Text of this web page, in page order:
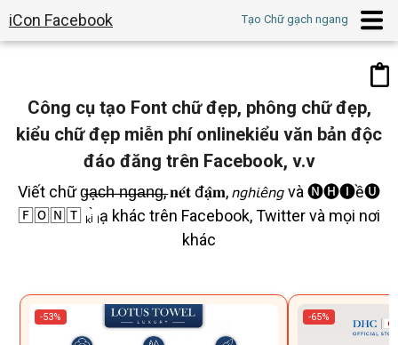
iCon Facebook Tạo Chữ gạch ngang
Công cụ tạo Font chữ đẹp, phông chữ đẹp,
kiểu chữ đẹp miễn phí onlinekiểu văn bản độc
đáo đăng trên Facebook, v.v
Viết chữ g̶ạ̶c̶h̶ ̶n̶g̶a̶n̶g̶, 𝐧𝐞́𝐭 đ𝐚̣̂𝐦, 𝘯𝘨𝘩𝘪𝘦̂𝘯𝘨 và 🅝🅗🅘ề🅤
🄵🄾🄽🅃 ₖᵢ̀ ₗạ khác trên Facebook, Twitter và mọi nơi
khác
-53% -65%